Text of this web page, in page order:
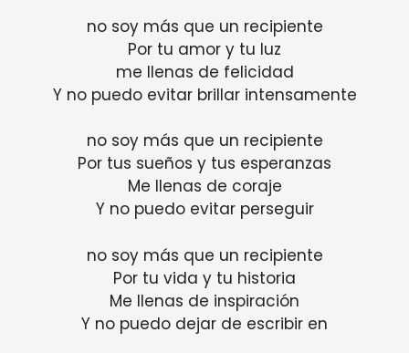
no soy más que un recipiente
Por tu amor y tu luz
me llenas de felicidad
Y no puedo evitar brillar intensamente
no soy más que un recipiente
Por tus sueños y tus esperanzas
Me llenas de coraje
Y no puedo evitar perseguir
no soy más que un recipiente
Por tu vida y tu historia
Me llenas de inspiración
Y no puedo dejar de escribir en